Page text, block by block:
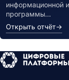
информационной
программы…
Открыть отчёт→